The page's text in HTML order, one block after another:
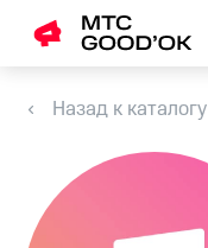
Назад к каталогу